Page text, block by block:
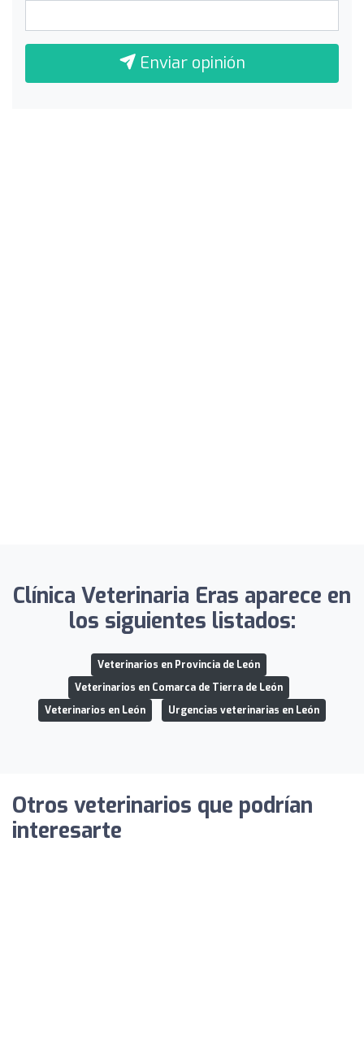
Enviar opinión
Clínica Veterinaria Eras aparece en
los siguientes listados:
Veterinarios en Provincia de León
Veterinarios en Comarca de Tierra de León
Veterinarios en León
Urgencias veterinarias en León
Otros veterinarios que podrían
interesarte